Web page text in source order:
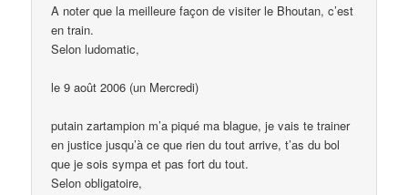
A noter que la meilleure façon de visiter le Bhoutan, c’est
en train.
Selon ludomatic,
le 9 août 2006 (un Mercredi)
putain zartampion m’a piqué ma blague, je vais te trainer
en justice jusqu’à ce que rien du tout arrive, t’as du bol
que je sois sympa et pas fort du tout.
Selon obligatoire,